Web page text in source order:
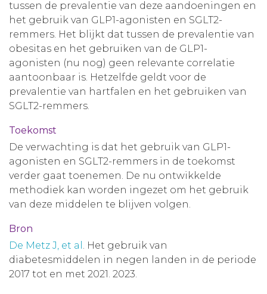
tussen de prevalentie van deze aandoeningen en
het gebruik van GLP1-agonisten en SGLT2-
remmers. Het blijkt dat tussen de prevalentie van
obesitas en het gebruiken van de GLP1-
agonisten (nu nog) geen relevante correlatie
aantoonbaar is. Hetzelfde geldt voor de
prevalentie van hartfalen en het gebruiken van
SGLT2-remmers.
Toekomst
De verwachting is dat het gebruik van GLP1-
agonisten en SGLT2-remmers in de toekomst
verder gaat toenemen. De nu ontwikkelde
methodiek kan worden ingezet om het gebruik
van deze middelen te blijven volgen.
Bron
De Metz J, et al . Het gebruik van
diabetesmiddelen in negen landen in de periode
2017 tot en met 2021. 2023.